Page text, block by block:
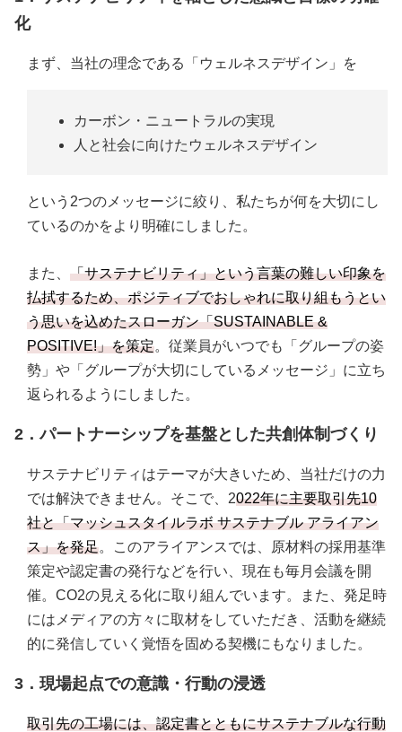
化
まず、当社の理念である「ウェルネスデザイン」を
カーボン・ニュートラルの実現
人と社会に向けたウェルネスデザイン
という2つのメッセージに絞り、私たちが何を大切にし
ているのかをより明確にしました。
また、 「サステナビリティ」という言葉の難しい印象を
払拭するため、ポジティブでおしゃれに取り組もうとい
う思いを込めたスローガン「SUSTAINABLE &
POSITIVE!」を策定。従業員がいつでも「グループの姿
勢」や「グループが大切にしているメッセージ」に立ち
返られるようにしました。
2．パートナーシップを基盤とした共創体制づくり
サステナビリティはテーマが大きいため、当社だけの力
では解決できません。そこで、2022年に主要取引先10
社と「マッシュスタイルラボ サステナブル アライアン
ス」を発足。このアライアンスでは、原材料の採用基準
策定や認定書の発行などを行い、現在も毎月会議を開
催。CO2の見える化に取り組んでいます。また、発足時
にはメディアの方々に取材をしていただき、活動を継続
的に発信していく覚悟を固める契機にもなりました。
3．現場起点での意識・行動の浸透
取引先の工場には、認定書とともにサステナブルな行動